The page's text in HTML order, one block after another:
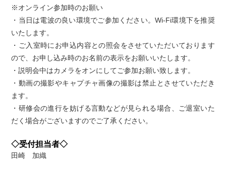
※オンライン参加時のお願い
・当日は電波の良い環境でご参加ください。Wi-Fi環境下を推奨
いたします。
・ご入室時にお申込内容との照会をさせていただいております
ので、お申し込み時のお名前の表示をお願いいたします。
・説明会中はカメラをオンにしてご参加お願い致します。
・動画の撮影やキャプチャ画像の撮影は禁止とさせていただき
ます。
・研修会の進行を妨げる言動などが見られる場合、ご退室いた
だく場合がございますのでご了承ください。
◇受付担当者◇
田崎 加織